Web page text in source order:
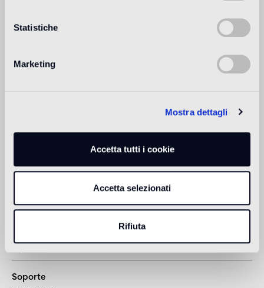
Statistiche
Marketing
Mostra dettagli
Accetta tutti i cookie
Accetta selezionati
Rifiuta
Cantidad por caja
4 mm
20x20 mm
Soporte